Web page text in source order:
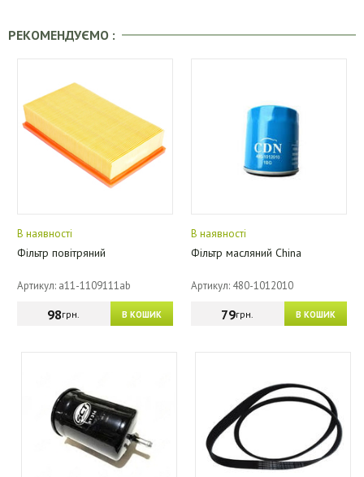
РЕКОМЕНДУЄМО :
В наявності
Фільтр повітряний
Артикул: a11-1109111ab
В КОШИК
98грн.
В наявності
Фільтр масляний China
Артикул: 480-1012010
В КОШИК
79грн.